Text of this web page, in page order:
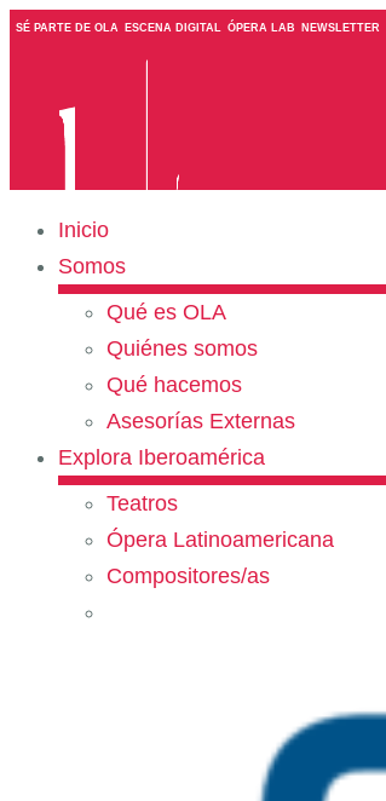
SÉ PARTE DE OLA ESCENA DIGITAL ÓPERA LAB NEWSLETTER
Inicio
Somos
Qué es OLA
Quiénes somos
Qué hacemos
Asesorías Externas
Explora Iberoamérica
Teatros
Ópera Latinoamericana
Compositores/as